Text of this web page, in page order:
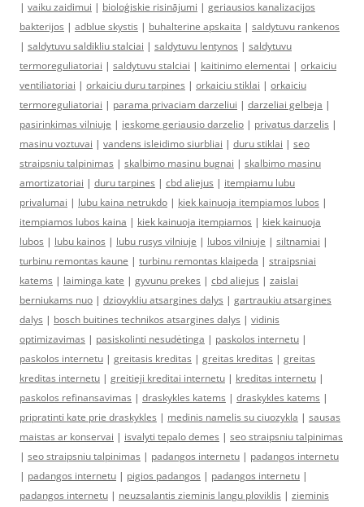
| vaiku zaidimui | bioloģiskie risinājumi | geriausios kanalizacijos
bakterijos | adblue skystis | buhalterine apskaita | saldytuvu rankenos
| saldytuvu saldikliu stalciai | saldytuvu lentynos | saldytuvu
termoreguliatoriai | saldytuvu stalciai | kaitinimo elementai | orkaiciu
ventiliatoriai | orkaiciu duru tarpines | orkaiciu stiklai | orkaiciu
termoreguliatoriai | parama privaciam darzeliui | darzeliai gelbeja |
pasirinkimas vilniuje | ieskome geriausio darzelio | privatus darzelis |
masinu voztuvai | vandens isleidimo siurbliai | duru stiklai | seo
straipsniu talpinimas | skalbimo masinu bugnai | skalbimo masinu
amortizatoriai | duru tarpines | cbd aliejus | itempiamu lubu
privalumai | lubu kaina netrukdo | kiek kainuoja itempiamos lubos |
itempiamos lubos kaina | kiek kainuoja itempiamos | kiek kainuoja
lubos | lubu kainos | lubu rusys vilniuje | lubos vilniuje | siltnamiai |
turbinu remontas kaune | turbinu remontas klaipeda | straipsniai
katems | laiminga kate | gyvunu prekes | cbd aliejus | zaislai
berniukams nuo | dziovykliu atsargines dalys | gartraukiu atsargines
dalys | bosch buitines technikos atsargines dalys | vidinis
optimizavimas | pasiskolinti nesudėtinga | paskolos internetu |
paskolos internetu | greitasis kreditas | greitas kreditas | greitas
kreditas internetu | greitieji kreditai internetu | kreditas internetu |
paskolos refinansavimas | draskykles katems | draskykles katems |
pripratinti kate prie draskykles | medinis namelis su ciuozykla | sausas
maistas ar konservai | isvalyti tepalo demes | seo straipsniu talpinimas
| seo straipsniu talpinimas | padangos internetu | padangos internetu
| padangos internetu | pigios padangos | padangos internetu |
padangos internetu | neuzsalantis zieminis langu ploviklis | zieminis